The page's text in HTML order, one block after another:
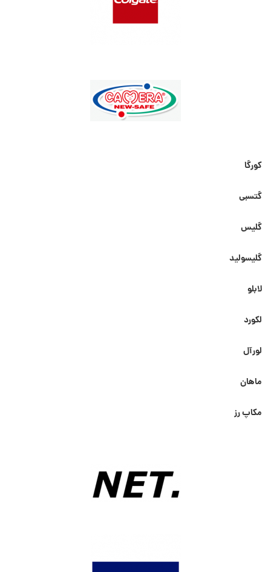
کورگا
گتسبی
گلیس
گلیسولید
لابلو
لکورد
لورآل
ماهان
مکاپ رز